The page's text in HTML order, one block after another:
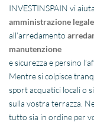
INVESTINSPAIN vi
amministrazione legale
all’arredamento
manutenzione
e sicurezza e persino
Mentre si colpisce
sport acquatici locali o
sulla vostra terrazza.
tutto sia in ordine per